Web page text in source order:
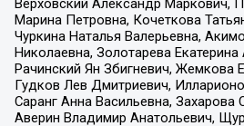
Верховский Александр Маркович,
Марина Петровна, Кочеткова
Чуркина Наталья Валерьевна,
Николаевна, Золотарева
Рачинский Ян Збигневич, Жемкова
Гудков Лев Дмитриевич,
Саранг Анна Васильевна, Захарова
Аверин Владимир Анатольевич,